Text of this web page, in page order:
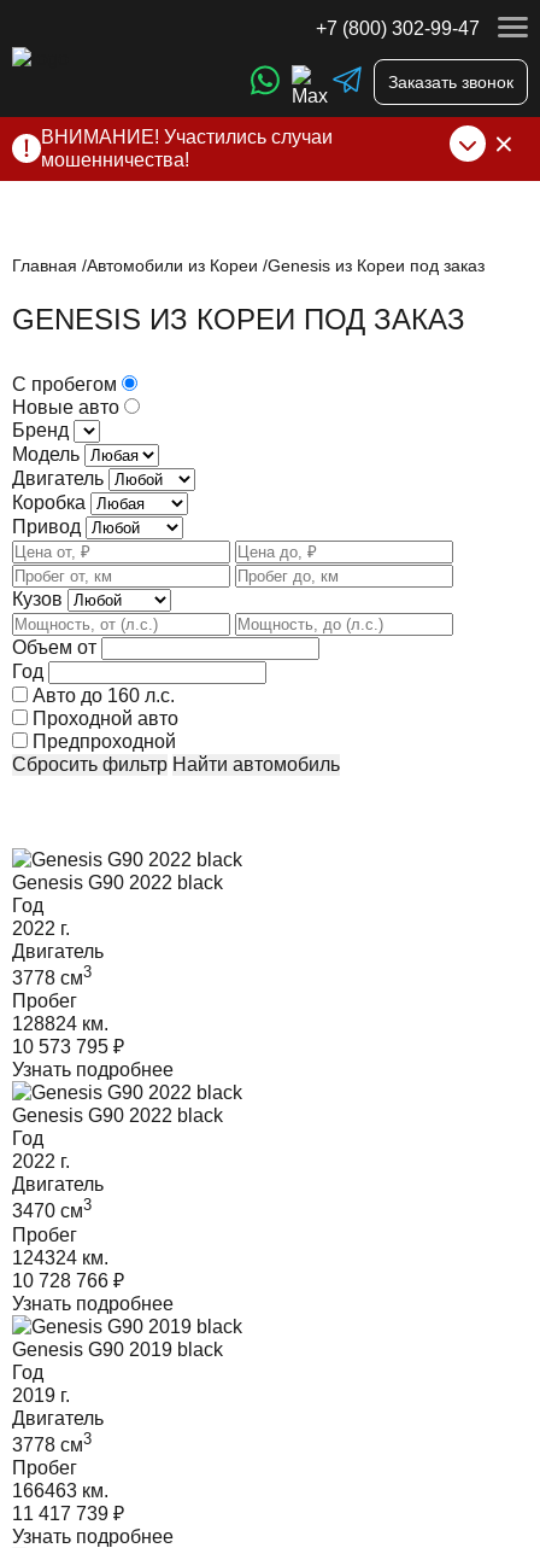
+7 (800) 302-99-47
Заказать звонок
ВНИМАНИЕ! Участились случаи
мошенничества!
нами по официальнымконтактам, указанным в соц сетях
Главная Автомобили из Кореи Genesis из Кореи под заказ
GENESIS ИЗ КОРЕИ ПОД ЗАКАЗ
С пробегом
Новые авто
Бренд
Модель
Двигатель
Коробка
Привод
Кузов
Объем от
Год
Авто до 160 л.с.
Проходной авто
Предпроходной
Сбросить фильтр
Найти автомобиль
Genesis G90 2022 black
Год
2022 г.
Двигатель
3778 cм3
Пробег
128824 км.
10 573 795 ₽
Узнать подробнее
Genesis G90 2022 black
Год
2022 г.
Двигатель
3470 cм3
Пробег
124324 км.
10 728 766 ₽
Узнать подробнее
Genesis G90 2019 black
Год
2019 г.
Двигатель
3778 cм3
Пробег
166463 км.
11 417 739 ₽
Узнать подробнее